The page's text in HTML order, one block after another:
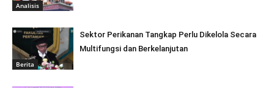
Analisis
Berita
Sektor Perikanan Tangkap Perlu Dikelola Secara
Multifungsi dan Berkelanjutan